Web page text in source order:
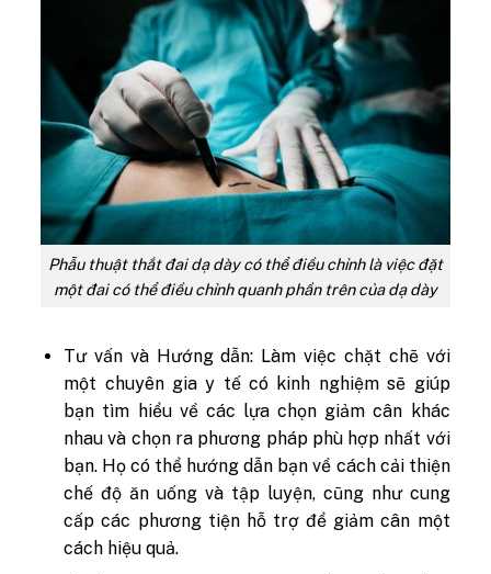
Phẫu thuật thắt đai dạ dày có thể điều chỉnh là việc đặt
một đai có thể điều chỉnh quanh phần trên của dạ dày
Tư vấn và Hướng dẫn: Làm việc chặt chẽ với
một chuyên gia y tế có kinh nghiệm sẽ giúp
bạn tìm hiểu về các lựa chọn giảm cân khác
nhau và chọn ra phương pháp phù hợp nhất với
bạn. Họ có thể hướng dẫn bạn về cách cải thiện
chế độ ăn uống và tập luyện, cũng như cung
cấp các phương tiện hỗ trợ để giảm cân một
cách hiệu quả.